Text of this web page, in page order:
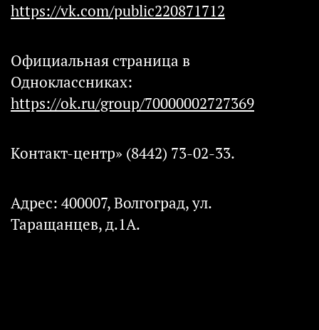
https://vk.com/public220871712
Официальная страница в
Одноклассниках:
https://ok.ru/group/70000002727369
Контакт-центр» (8442) 73-02-33.
Адрес: 400007, Волгоград, ул.
Таращанцев, д.1А.